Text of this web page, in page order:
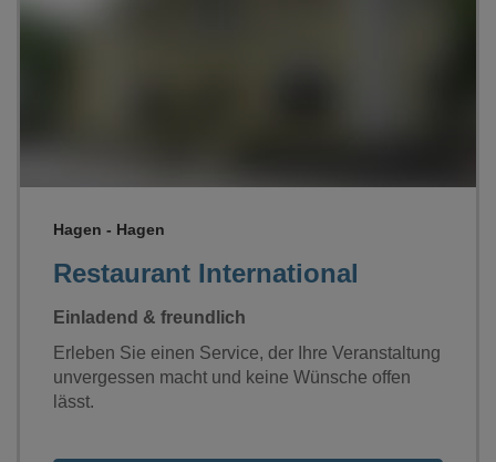
Restaurant International
Hagen - Hagen
Einladend & freundlich
Erleben Sie einen Service, der Ihre Veranstaltung
unvergessen macht und keine Wünsche offen
lässt.